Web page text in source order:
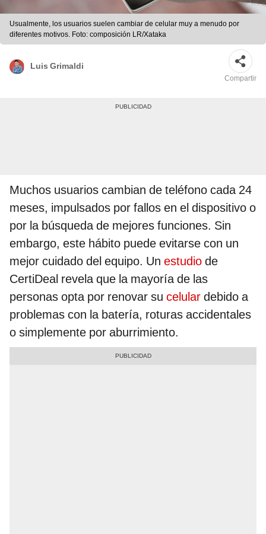
Usualmente, los usuarios suelen cambiar de celular muy a menudo por
diferentes motivos. Foto: composición LR/Xataka
Luis Grimaldi
Compartir
Muchos usuarios cambian de teléfono cada 24
meses, impulsados por fallos en el dispositivo o
por la búsqueda de mejores funciones. Sin
embargo, este hábito puede evitarse con un
mejor cuidado del equipo. Un estudio de
CertiDeal revela que la mayoría de las
personas opta por renovar su celular debido a
problemas con la batería, roturas accidentales
o simplemente por aburrimiento.